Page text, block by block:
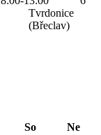
Tvrdonice
(Břeclav)
So Ne